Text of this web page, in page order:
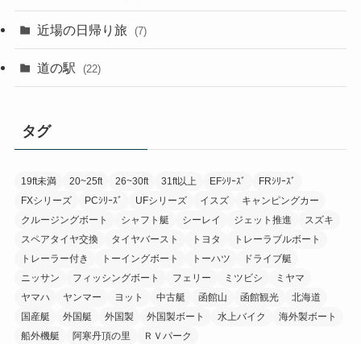
近場の日帰り旅 (7)
道の駅 (22)
タグ
19ft未満 20~25ft 26~30ft 31ft以上 EFｼﾘｰｽﾞ
FRｼﾘｰｽﾞ
FXシリーズ
PCｼﾘｰｽﾞ UFシリーズ イスズ
キャンピングカー
クルージングボート
シャフト艇 シーレイ ジェット推進
スズキ
スペアタイヤ交換
タイヤバースト トヨタ
トレーラブルボート
トレーラー付き
トーイングボート トーハツ
ドライブ艇
ニッサン
フィッシングボート フェリー ミツビシ
ミヤマ
ヤマハ
ヤンマー ヨット 中古艇 函館山 函館観光
北海道
国産艇
外国艇 外国製 外国製ボート 水上バイク
海外製ボート
船外機艇
阿寒丹頂の里 ＲＶパーク